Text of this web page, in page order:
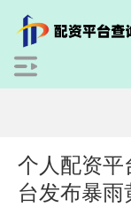
个人配资平
台发布暴